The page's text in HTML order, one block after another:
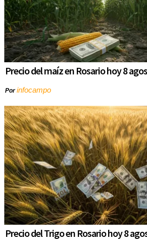
Precio del maíz en Rosario hoy 8
Porinfocampo
Precio del Trigo en Rosario hoy 8